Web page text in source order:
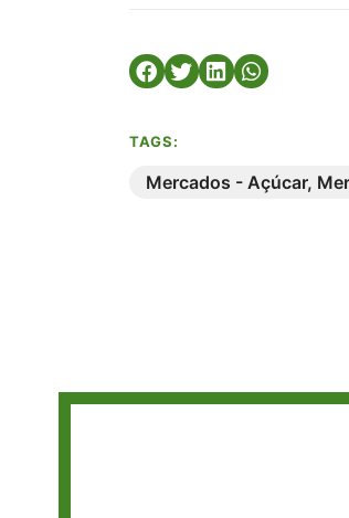
TAGS:
Mercados - Açúcar,